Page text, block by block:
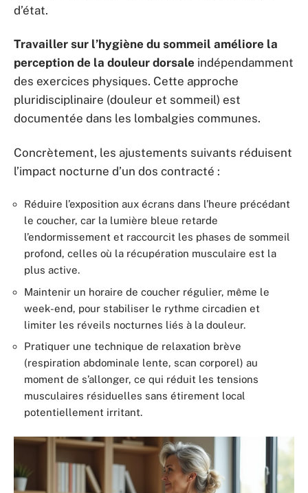
d’état.
Travailler sur l’hygiène du sommeil améliore la
perception de la douleur dorsale indépendamment
des exercices physiques. Cette approche
pluridisciplinaire (douleur et sommeil) est
documentée dans les lombalgies communes.
Concrètement, les ajustements suivants réduisent
l’impact nocturne d’un dos contracté :
Réduire l’exposition aux écrans dans l’heure précédant
le coucher, car la lumière bleue retarde
l’endormissement et raccourcit les phases de sommeil
profond, celles où la récupération musculaire est la
plus active.
Maintenir un horaire de coucher régulier, même le
week-end, pour stabiliser le rythme circadien et
limiter les réveils nocturnes liés à la douleur.
Pratiquer une technique de relaxation brève
(respiration abdominale lente, scan corporel) au
moment de s’allonger, ce qui réduit les tensions
musculaires résiduelles sans étirement local
potentiellement irritant.